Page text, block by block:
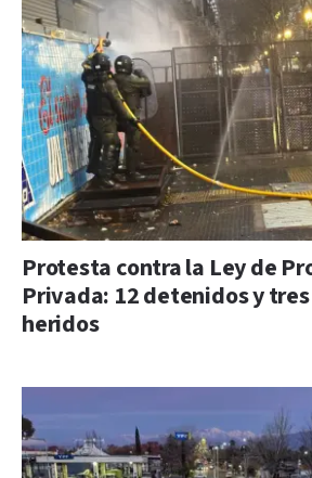
Protesta contra la Ley de
Privada: 12 detenidos y
heridos